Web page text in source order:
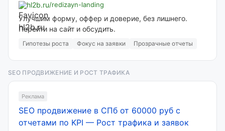
hl2b.ru/redizayn-landing
Улучшим форму, оффер и доверие, без лишнего.
Перейти на сайт и обсудить.
Гипотезы роста Фокус на заявки Прозрачные отчеты
SEO ПРОДВИЖЕНИЕ И РОСТ ТРАФИКА
Реклама
SEO продвижение в СПб от 60000 руб с
отчетами по KPI — Рост трафика и заявок